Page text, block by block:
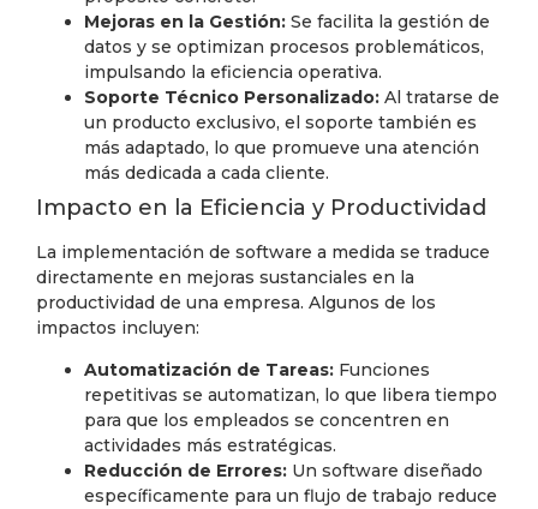
Mejoras en la Gestión: Se facilita la gestión de
datos y se optimizan procesos problemáticos,
impulsando la eficiencia operativa.
Soporte Técnico Personalizado: Al tratarse de
un producto exclusivo, el soporte también es
más adaptado, lo que promueve una atención
más dedicada a cada cliente.
Impacto en la Eficiencia y Productividad
La implementación de software a medida se traduce
directamente en mejoras sustanciales en la
productividad de una empresa. Algunos de los
impactos incluyen:
Automatización de Tareas: Funciones
repetitivas se automatizan, lo que libera tiempo
para que los empleados se concentren en
actividades más estratégicas.
Reducción de Errores: Un software diseñado
específicamente para un flujo de trabajo reduce